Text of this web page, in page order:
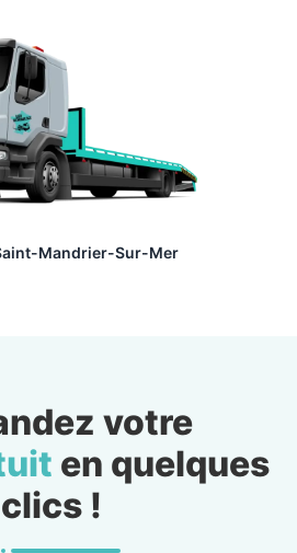
Mandrier-Sur-Mer
votre
en quelques
clics !